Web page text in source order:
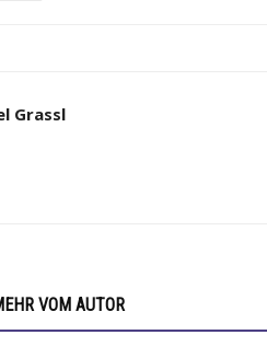
Grassl
VOM AUTOR